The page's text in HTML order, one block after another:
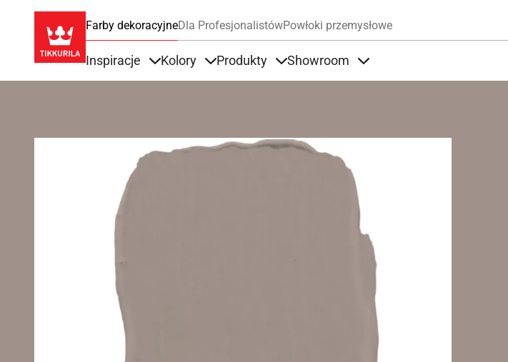
Farby dekoracyjneDla ProfesjonalistówPowłoki przemysłowe
Inspiracje Kolory Produkty Showroom